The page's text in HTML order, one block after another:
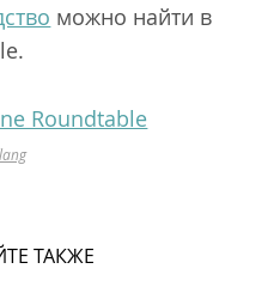
можно найти в
Roundtable
ТАКЖЕ